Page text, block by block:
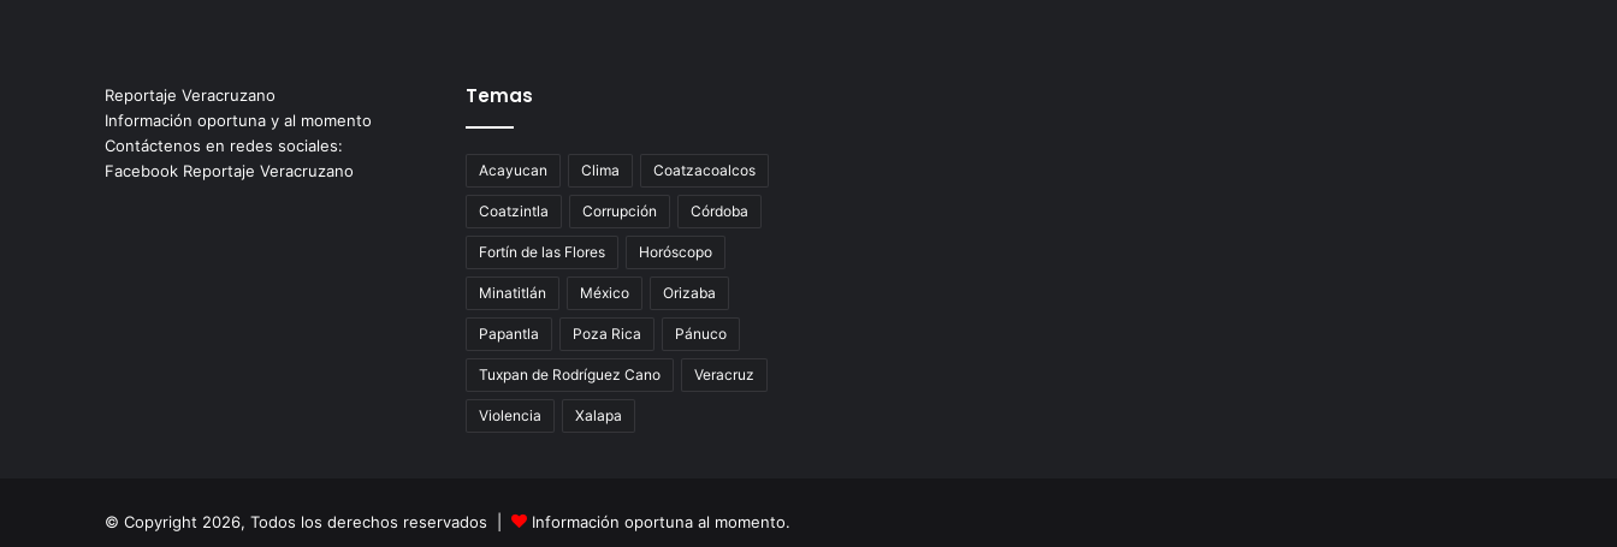
Reportaje Veracruzano
Información oportuna y al momento
Contáctenos en redes sociales:
Facebook Reportaje Veracruzano
Temas
Acayucan Clima Coatzacoalcos
Coatzintla Corrupción Córdoba
Fortín de las Flores Horóscopo
Minatitlán México Orizaba
Papantla Poza Rica Pánuco
Tuxpan de Rodríguez Cano Veracruz
Violencia Xalapa
© Copyright 2026, Todos los derechos reservados | Información oportuna al momento.